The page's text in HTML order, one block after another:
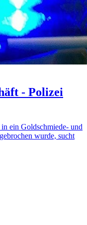
- Polizei
ein Goldschmiede- und
wurde, sucht